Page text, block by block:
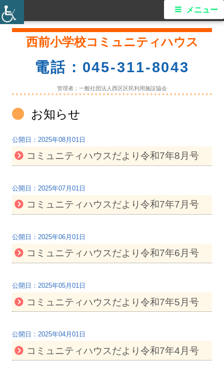
西前小学校コミュニティハウス
電話：045-311-8043
管理者：一般社団法人西区区民利用施設協会
メ
メニュー
カ
ゴ
リ
ー:
お知らせ
2025年08月01日
コミュニティハウスだより令和7年8月号
2025年07月01日
コミュニティハウスだより令和7年7月号
2025年06月01日
コミュニティハウスだより令和7年6月号
2025年05月01日
コミュニティハウスだより令和7年5月号
2025年04月01日
コミュニティハウスだより令和7年4月号